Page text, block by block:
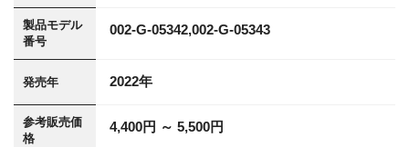
製品モデル
番号
002-G-05342,002-G-05343
発売年 2022年
参考販売価
格
4,400円 ～ 5,500円